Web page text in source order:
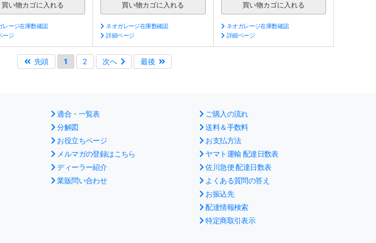
レージ在庫数確認
ージ
ネオガレージ在庫数確認
詳細ページ
ネオガレージ在庫数確認
詳細ページ
先頭 1 2 次へ 最後
適合・一覧表
分解図
お役立ちページ
メルマガの登録はこちら
ディーラー紹介
業販問い合わせ
ご購入の流れ
送料＆手数料
お支払方法
ヤマト運輸 配達日数表
佐川急便 配達日数表
よくある質問の答え
お振込先
配達情報検索
特定商取引表示